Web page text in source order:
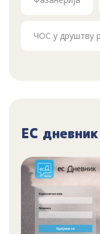
ЧОС у друштву
ЕС дневник